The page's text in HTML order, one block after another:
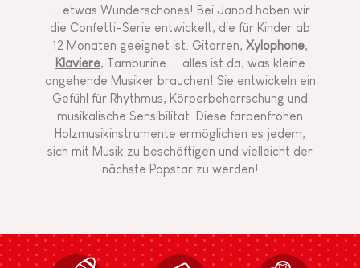
... etwas Wunderschönes! Bei Janod haben wir
die Confetti-Serie entwickelt, die für Kinder ab
12 Monaten geeignet ist. Gitarren, Xylophone,
Klaviere, Tamburine ... alles ist da, was kleine
angehende Musiker brauchen! Sie entwickeln ein
Gefühl für Rhythmus, Körperbeherrschung und
musikalische Sensibilität. Diese farbenfrohen
Holzmusikinstrumente ermöglichen es jedem,
sich mit Musik zu beschäftigen und vielleicht der
nächste Popstar zu werden!